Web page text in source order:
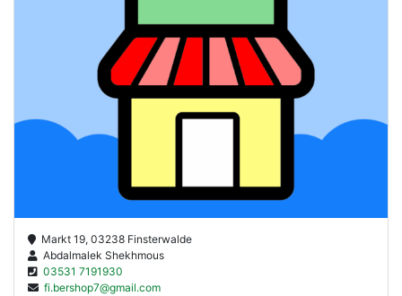
Markt 19, 03238 Finsterwalde
Abdalmalek Shekhmous
03531 7191930
fi.bershop7@gmail.com